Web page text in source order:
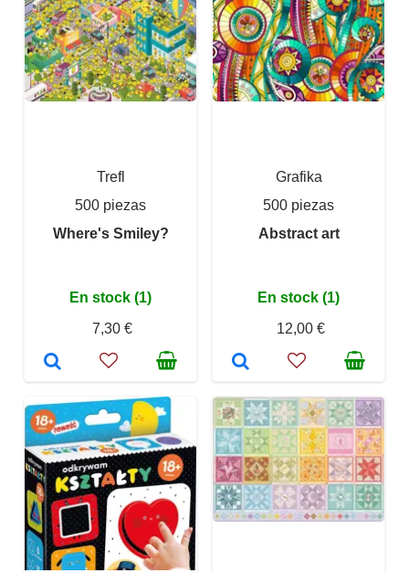
Trefl
500 piezas
Where's Smiley?
En stock (1)
7,30 €
Grafika
500 piezas
Abstract art
En stock (1)
12,00 €